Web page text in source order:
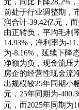
元，同比下降28.2%
前处于行业调整期，
润合计-39.42亿元，
由正转负，平均毛利
14.93%，净利率为-
为-8.16%，延续下降
净额为负，现金流压
房企的经营性现金流
出规模较25年同期小
元，25年同期为-
元，而2025年同期为